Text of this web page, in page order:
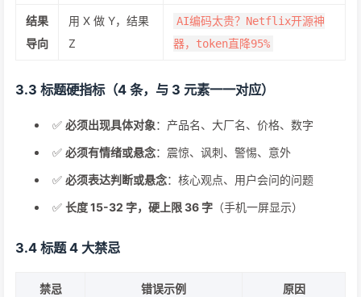
结果
导向
用 X 做 Y，结果
Z
AI编码太贵？Netflix开源神
器，token直降95%
3.3 标题硬指标（4 条，与 3 元素一一对应）
✅ 必须出现具体对象：产品名、大厂名、价格、数字
✅ 必须有情绪或悬念：震惊、讽刺、警惕、意外
✅ 必须表达判断或悬念：核心观点、用户会问的问题
✅ 长度 15-32 字，硬上限 36 字 （手机一屏显示）
3.4 标题 4 大禁忌
禁忌 错误示例 原因